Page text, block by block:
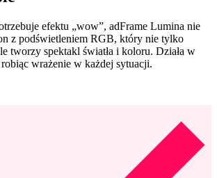
efektu „wow”, adFrame Lumina nie
z podświetleniem RGB, który nie tylko
tworzy spektakl światła i koloru. Działa w
wrażenie w każdej sytuacji.